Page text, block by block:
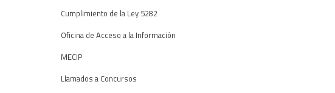
Cumplimiento de la Ley 5282
Oficina de Acceso a la Información
MECIP
Llamados a Concursos